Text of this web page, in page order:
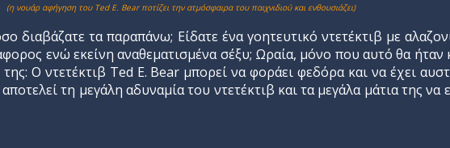
(η νουάρ αφήγηση του Ted E. Bear ποτίζει την ατμόσφαιρα του παιχνιδιού και ενθουσιάζει)
τα παραπάνω; Είδατε ένα γοητευτικό ντετέκτιβ με
ενώ εκείνη αναθεματισμένα σέξυ; Ωραία, μόνο που αυτό θα
Ο ντετέκτιβ Ted E. Bear μπορεί να φοράει φεδόρα και να έχει
τη μεγάλη αδυναμία του ντετέκτιβ και τα μεγάλα μάτια της να